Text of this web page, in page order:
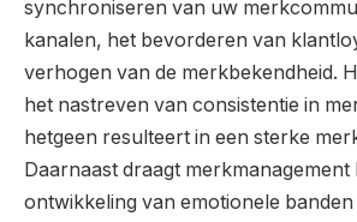
synchroniseren van uw
kanalen, het bevorderen van
verhogen van de merkbekendheid.
het nastreven van consistentie in
hetgeen resulteert in een sterke
Daarnaast draagt merkmanagement
ontwikkeling van emotionele